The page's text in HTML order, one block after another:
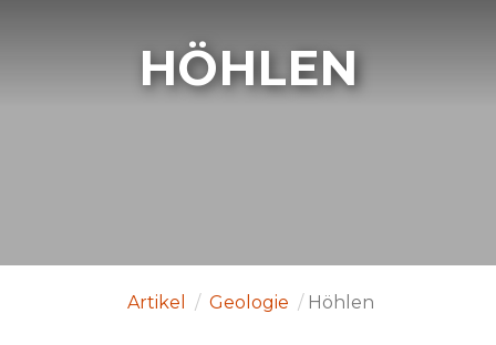
HÖHLEN
Artikel / Geologie / Höhlen